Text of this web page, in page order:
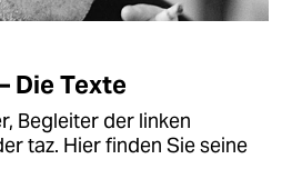
Die Texte
Begleiter der linken
taz. Hier finden Sie seine